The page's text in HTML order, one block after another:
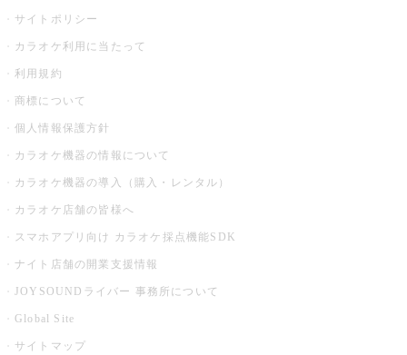
サイトポリシー
カラオケ利用に当たって
利用規約
商標について
個人情報保護方針
カラオケ機器の情報について
カラオケ機器の導入（購入・レンタル）
カラオケ店舗の皆様へ
スマホアプリ向け カラオケ採点機能SDK
ナイト店舗の開業支援情報
JOYSOUNDライバー 事務所について
Global Site
サイトマップ